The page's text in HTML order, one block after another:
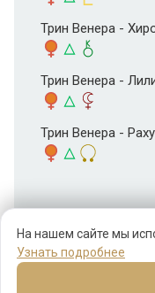
На нашем сайте мы
Узнать подробнее
Трин Венера -
Трин Венера -
Трин Венера - Раху